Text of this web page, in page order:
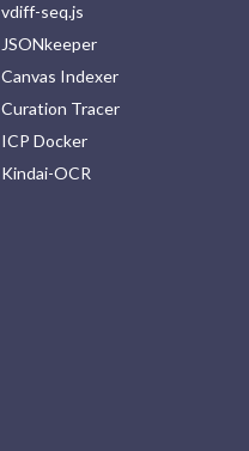
vdiff-seq.js
JSONkeeper
Canvas Indexer
Curation Tracer
ICP Docker
Kindai-OCR